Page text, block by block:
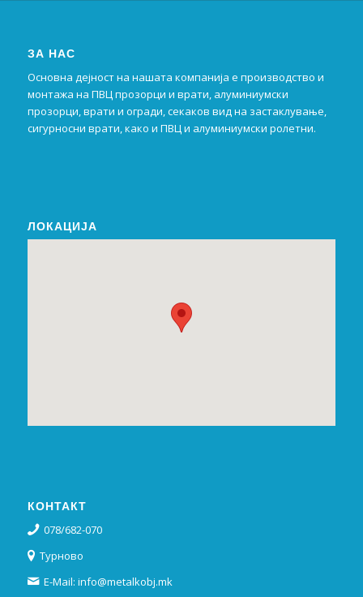
ЗА НАС
Основна дејност на нашата компанија е производство и
монтажа на ПВЦ прозорци и врати, алуминиумски
прозорци, врати и огради, секаков вид на застаклување,
сигурносни врати, како и ПВЦ и алуминиумски ролетни.
ЛОКАЦИЈА
КОНТАКТ
078/682-070
Турново
E-Mail: info@metalkobj.mk